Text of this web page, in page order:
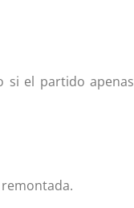
si el partido apenas